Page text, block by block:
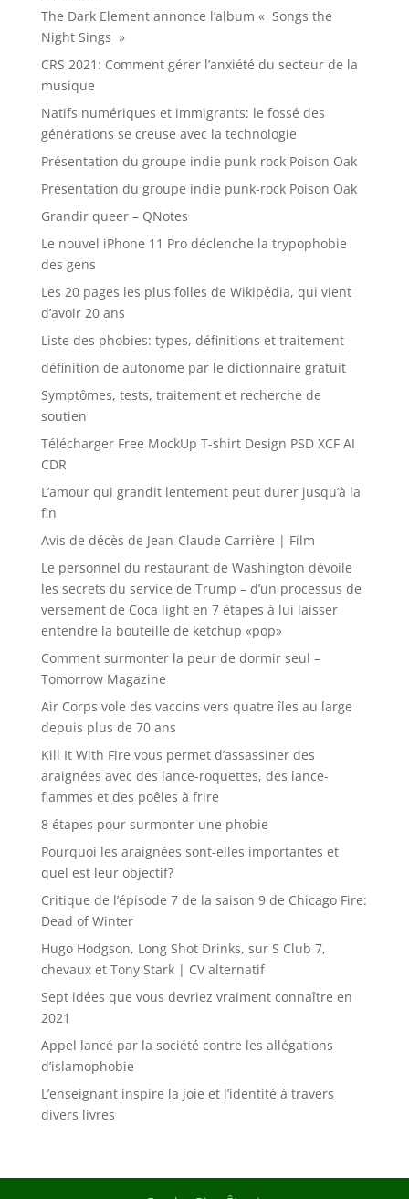
The Dark Element annonce l’album « Songs the
Night Sings »
CRS 2021: Comment gérer l’anxiété du secteur de la
musique
Natifs numériques et immigrants: le fossé des
générations se creuse avec la technologie
Présentation du groupe indie punk-rock Poison Oak
Présentation du groupe indie punk-rock Poison Oak
Grandir queer – QNotes
Le nouvel iPhone 11 Pro déclenche la trypophobie
des gens
Les 20 pages les plus folles de Wikipédia, qui vient
d’avoir 20 ans
Liste des phobies: types, définitions et traitement
définition de autonome par le dictionnaire gratuit
Symptômes, tests, traitement et recherche de
soutien
Télécharger Free MockUp T-shirt Design PSD XCF AI
CDR
L’amour qui grandit lentement peut durer jusqu’à la
fin
Avis de décès de Jean-Claude Carrière | Film
Le personnel du restaurant de Washington dévoile
les secrets du service de Trump – d’un processus de
versement de Coca light en 7 étapes à lui laisser
entendre la bouteille de ketchup «pop»
Comment surmonter la peur de dormir seul –
Tomorrow Magazine
Air Corps vole des vaccins vers quatre îles au large
depuis plus de 70 ans
Kill It With Fire vous permet d’assassiner des
araignées avec des lance-roquettes, des lance-
flammes et des poêles à frire
8 étapes pour surmonter une phobie
Pourquoi les araignées sont-elles importantes et
quel est leur objectif?
Critique de l’épisode 7 de la saison 9 de Chicago Fire:
Dead of Winter
Hugo Hodgson, Long Shot Drinks, sur S Club 7,
chevaux et Tony Stark | CV alternatif
Sept idées que vous devriez vraiment connaître en
2021
Appel lancé par la société contre les allégations
d’islamophobie
L’enseignant inspire la joie et l’identité à travers
divers livres